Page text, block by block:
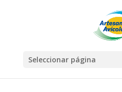
Seleccionar página